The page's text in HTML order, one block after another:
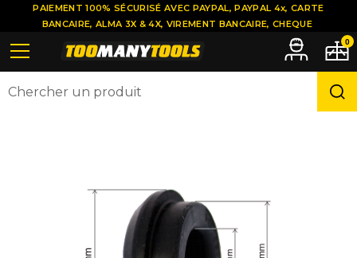
PAIEMENT 100% SÉCURISÉ AVEC PAYPAL, PAYPAL 4x, CARTE
BANCAIRE, ALMA 3X & 4X, VIREMENT BANCAIRE, CHEQUE
0